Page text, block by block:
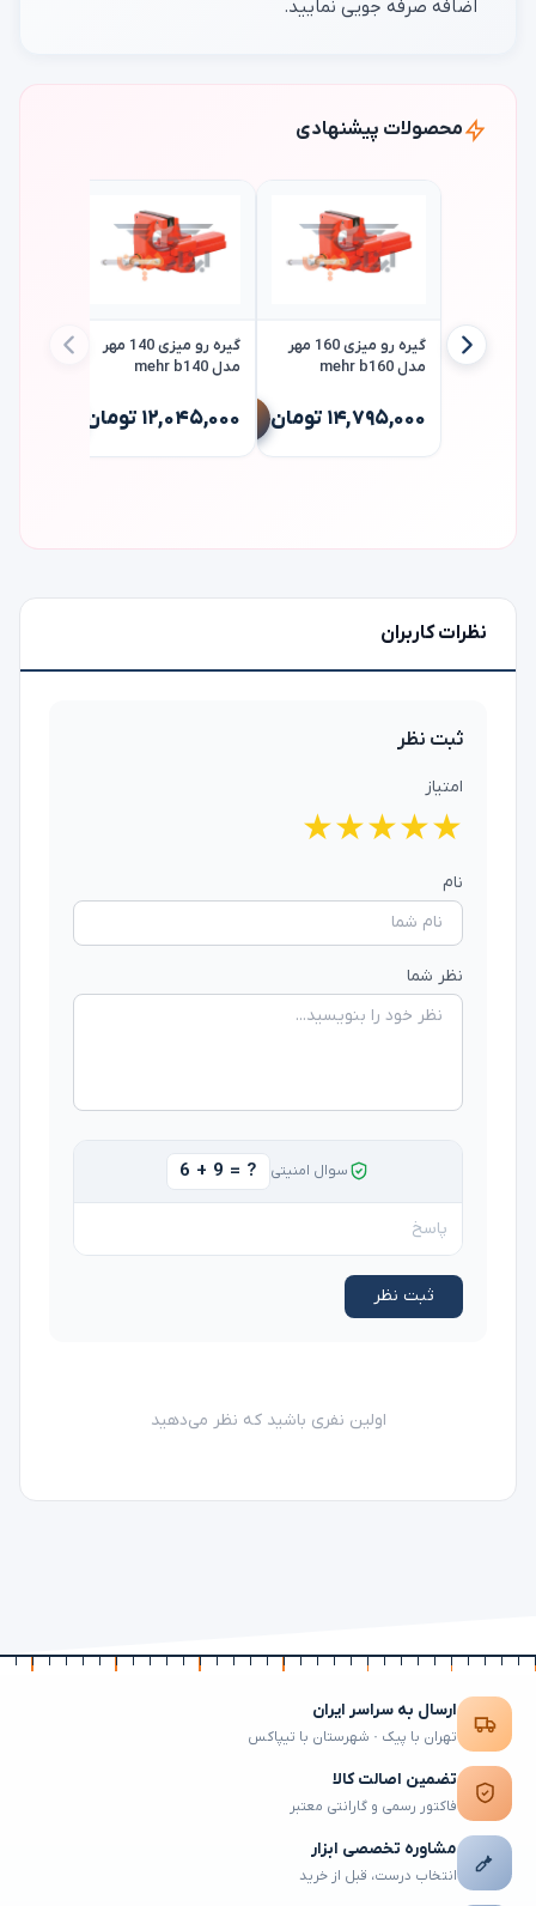
اضافه صرفه جویی نمایید.
محصولات پیشنهادی
گیره رو میزی 160 مهر
مدل mehr b160
۱۴,۷۹۵,۰۰۰ تومان
گیره رو میزی 140 مهر
مدل mehr b140
۱۲,۰۴۵,۰۰۰ تومان
نظرات کاربران
ثبت نظر
امتیاز
★
★
★
★
★
نام
نظر شما
سوال امنیتی 6 + 9 = ?
ثبت نظر
اولین نفری باشید که نظر می‌دهید
ارسال به سراسر ایران
تهران با پیک · شهرستان با تیپاکس
تضمین اصالت کالا
فاکتور رسمی و گارانتی معتبر
مشاوره تخصصی ابزار
انتخاب درست، قبل از خرید